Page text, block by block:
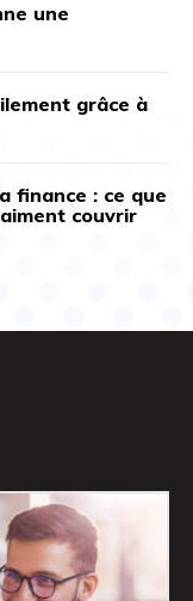
une
grâce à
finance : ce que
couvrir